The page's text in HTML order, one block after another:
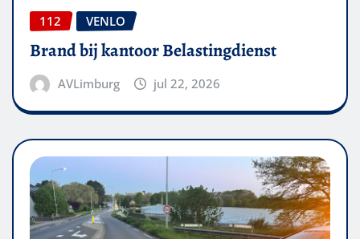
112 VENLO
Brand bij kantoor Belastingdienst
AVLimburg jul 22, 2026